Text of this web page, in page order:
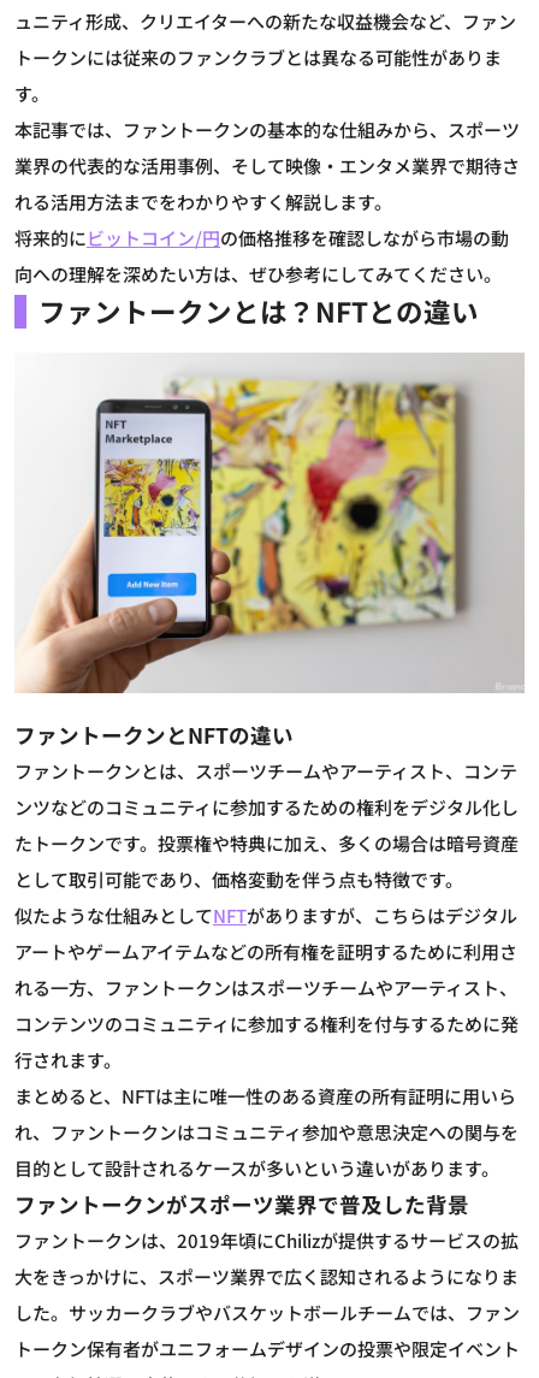
ュニティ形成、クリエイターへの新たな収益機会など、ファン
トークンには従来のファンクラブとは異なる可能性がありま
す。
本記事では、ファントークンの基本的な仕組みから、スポーツ
業界の代表的な活用事例、そして映像・エンタメ業界で期待さ
れる活用方法までをわかりやすく解説します。
将来的にビットコイン/円の価格推移を確認しながら市場の動
向への理解を深めたい方は、ぜひ参考にしてみてください。
ファントークンとは？NFTとの違い
ファントークンとNFTの違い
ファントークンとは、スポーツチームやアーティスト、コンテ
ンツなどのコミュニティに参加するための権利をデジタル化し
たトークンです。投票権や特典に加え、多くの場合は暗号資産
として取引可能であり、価格変動を伴う点も特徴です。
似たような仕組みとしてNFTがありますが、こちらはデジタル
アートやゲームアイテムなどの所有権を証明するために利用さ
れる一方、ファントークンはスポーツチームやアーティスト、
コンテンツのコミュニティに参加する権利を付与するために発
行されます。
まとめると、NFTは主に唯一性のある資産の所有証明に用いら
れ、ファントークンはコミュニティ参加や意思決定への関与を
目的として設計されるケースが多いという違いがあります。
ファントークンがスポーツ業界で普及した背景
ファントークンは、2019年頃にChilizが提供するサービスの拡
大をきっかけに、スポーツ業界で広く認知されるようになりま
した。サッカークラブやバスケットボールチームでは、ファン
トークン保有者がユニフォームデザインの投票や限定イベント